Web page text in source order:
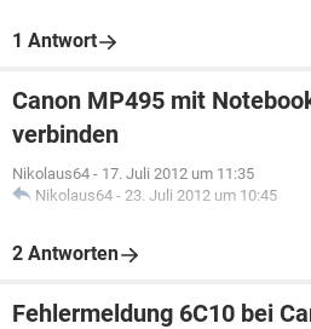
1 Antwort
Canon MP495 mit
verbinden
Nikolaus64 - 17. Juli 2012 um 11:35
Nikolaus64 - 23. Juli 2012 um 10:45
2 Antworten
Fehlermeldung 6C10 bei